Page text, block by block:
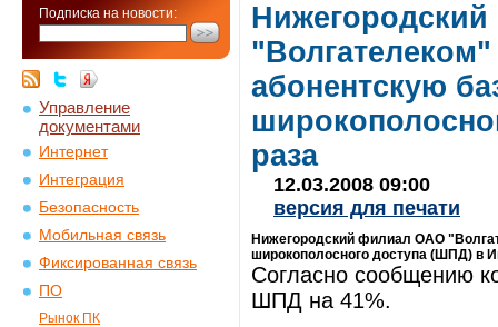
Подписка на новости:
Управление
документами
Интернет
Интеграция
Безопасность
Мобильная связь
Фиксированная связь
ПО
Рынок ПК
абонентскую
раза
12.03.2008 09:00
версия для печати
Нижегородский филиал ОАО
широкополосного доступа (ШПД) в
Согласно сообщению
ШПД на 41%.